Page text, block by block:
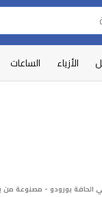
الأزياء الساعات
الحافة بورودو - مصنوعة من